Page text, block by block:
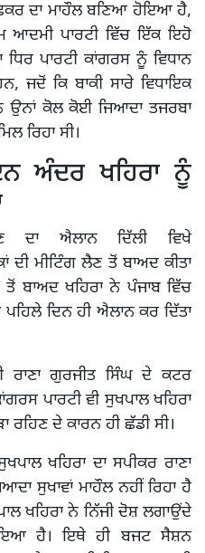
ਦਾ ਮਾਹੌਲ ਬਣਿਆ ਹੋਇਆ ਹੈ,
ਆਦਮੀ ਪਾਰਟੀ ਵਿੱਚ ਇੱਕ ਇਹੋ
ਪਾਰਟੀ ਕਾਂਗਰਸ ਨੂੰ ਵਿਧਾਨ
ਕਿ ਬਾਕੀ ਸਾਰੇ ਵਿਧਾਇਕ
ਉਨਾਂ ਕੋਲ ਕੋਈ ਜਿਆਦਾ ਤਜਰਬਾ
ਰਿਹਾ ਸੀ।
ਅੰਦਰ ਖਹਿਰਾ ਨੂੰ
ਦਾ ਐਲਾਨ ਦਿੱਲੀ ਵਿਖੇ
ਦੀ ਮੀਟਿੰਗ ਲੈਣ ਤੋਂ ਬਾਅਦ ਕੀਤਾ
ਬਾਅਦ ਖਹਿਰਾ ਨੇ ਪੰਜਾਬ ਵਿੱਚ
ਦਿਨ ਹੀ ਐਲਾਨ ਕਰ ਦਿੱਤਾ
ਰਾਣਾ ਗੁਰਜੀਤ ਸਿੰਘ ਦੇ ਕਟਰ
ਪਾਰਟੀ ਵੀ ਸੁਖਪਾਲ ਖਹਿਰਾ
ਰਹਿਣ ਦੇ ਕਾਰਨ ਹੀ ਛੱਡੀ ਸੀ।
ਖਹਿਰਾ ਦਾ ਸਪੀਕਰ ਰਾਣਾ
ਸੁਖਾਵਾਂ ਮਾਹੌਲ ਨਹੀਂ ਰਿਹਾ ਹੈ
ਖਹਿਰਾ ਨੇ ਨਿੱਜੀ ਦੋਸ਼ ਲਗਾਉਂਦੇ
ਹੋਇਆ ਹੈ। ਇਥੇ ਹੀ ਬਜਟ ਸੈਸ਼ਨ